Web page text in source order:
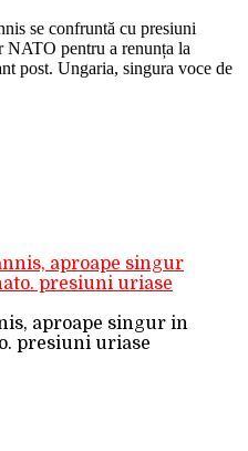
se confruntă cu presiuni
NATO pentru a renunța la
post. Ungaria, singura voce de
aproape singur in
presiuni uriase